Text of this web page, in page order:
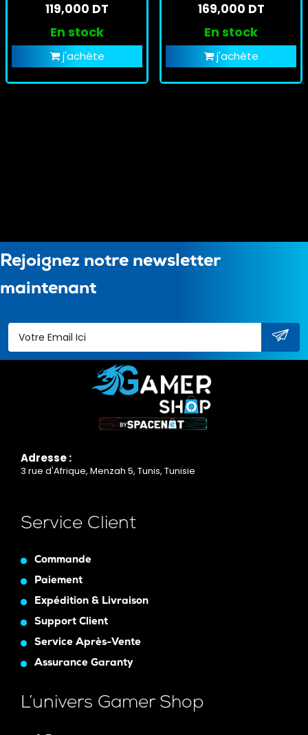
Transparent
119,000 DT
En stock
j'achète
Bleu
169,000 DT
En stock
j'achète
Rejoignez notre newsletter
maintenant
Adresse :
3 rue d'Afrique, Menzah 5, Tunis, Tunisie
Service Client
Commande
Paiement
Expédition & Livraison
Support Client
Service Après-Vente
Assurance Garanty
L’univers Gamer Shop